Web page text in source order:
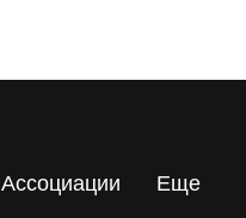
Ассоциации Еще